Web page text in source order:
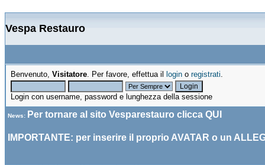
Vespa Restauro
Benvenuto, Visitatore. Per favore, effettua il login o registrati.
Login con username, password e lunghezza della sessione
News: Per tornare al sito Vesparestauro clicca QUI
IMPORTANTE: per inserire il proprio AVATAR o un